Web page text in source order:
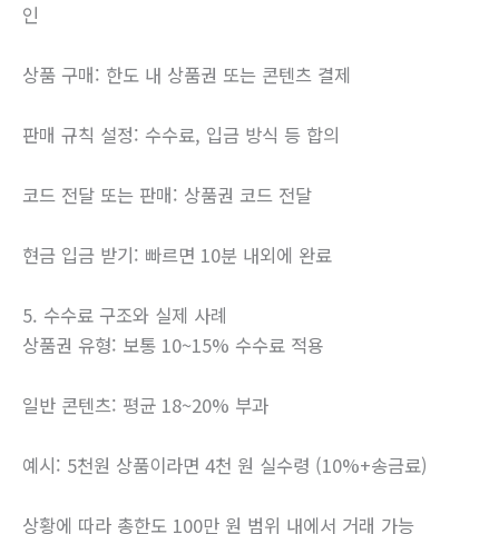
인
상품 구매: 한도 내 상품권 또는 콘텐츠 결제
판매 규칙 설정: 수수료, 입금 방식 등 합의
코드 전달 또는 판매: 상품권 코드 전달
현금 입금 받기: 빠르면 10분 내외에 완료
5. 수수료 구조와 실제 사례
상품권 유형: 보통 10~15% 수수료 적용
일반 콘텐츠: 평균 18~20% 부과
예시: 5천원 상품이라면 4천 원 실수령 (10%+송금료)
상황에 따라 총한도 100만 원 범위 내에서 거래 가능